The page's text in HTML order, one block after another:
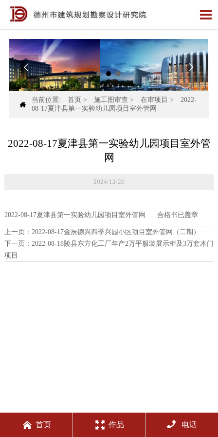

 

当前位置: 首页 > 施工图审查 > 在审项目 >
2022-
08-17夏津县第一实验幼儿园项目室外管网
2022-08-17夏津县第一实验幼儿园项目室外管
网
2024/12/20
2022-08-17夏津县第一实验幼儿园项目室外管网 合格书已盖章
上一页： 2022-08-17金辰德兴四季兴园小区项目室外管网（二期）
下一页： 2022-08-18陵县东方化工厂年产2万平服装展示柜及3万套木门
项目
 首页  作品  电话